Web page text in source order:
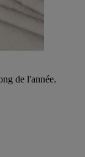
de l'année.